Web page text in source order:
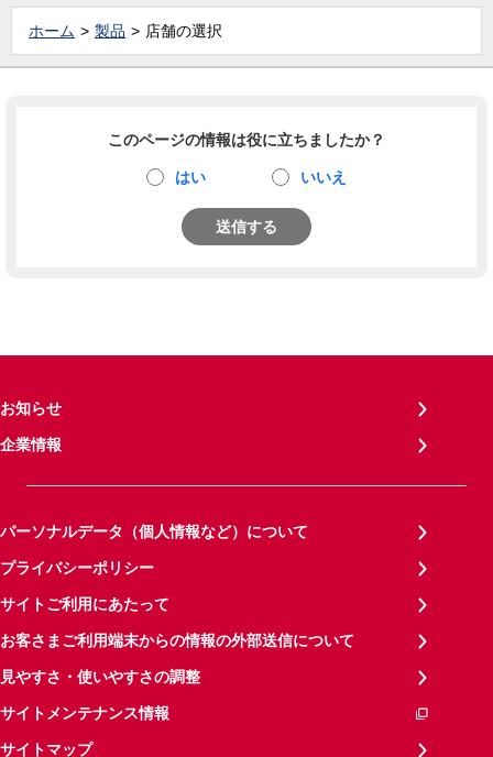
ホーム 製品 店舗の選択
このページの情報は役に立ちましたか？
はい いいえ
送信する
お知らせ
企業情報
パーソナルデータ（個人情報など）について
プライバシーポリシー
サイトご利用にあたって
お客さまご利用端末からの情報の外部送信について
見やすさ・使いやすさの調整
サイトメンテナンス情報
サイトマップ